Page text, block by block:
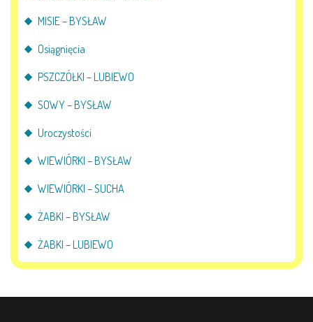
MISIE – BYSŁAW
Osiągnięcia
PSZCZÓŁKI – LUBIEWO
SOWY – BYSŁAW
Uroczystości
WIEWIÓRKI – BYSŁAW
WIEWIÓRKI – SUCHA
ŻABKI – BYSŁAW
ŻABKI – LUBIEWO